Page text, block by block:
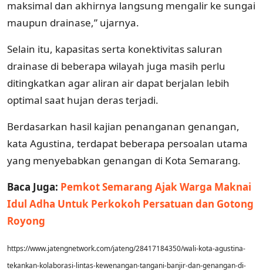
maksimal dan akhirnya langsung mengalir ke sungai
maupun drainase,” ujarnya.
Selain itu, kapasitas serta konektivitas saluran
drainase di beberapa wilayah juga masih perlu
ditingkatkan agar aliran air dapat berjalan lebih
optimal saat hujan deras terjadi.
Berdasarkan hasil kajian penanganan genangan,
kata Agustina, terdapat beberapa persoalan utama
yang menyebabkan genangan di Kota Semarang.
Baca Juga: Pemkot Semarang Ajak Warga Maknai
Idul Adha Untuk Perkokoh Persatuan dan Gotong
Royong
https://www.jatengnetwork.com/jateng/28417184350/wali-kota-agustina-
tekankan-kolaborasi-lintas-kewenangan-tangani-banjir-dan-genangan-di-